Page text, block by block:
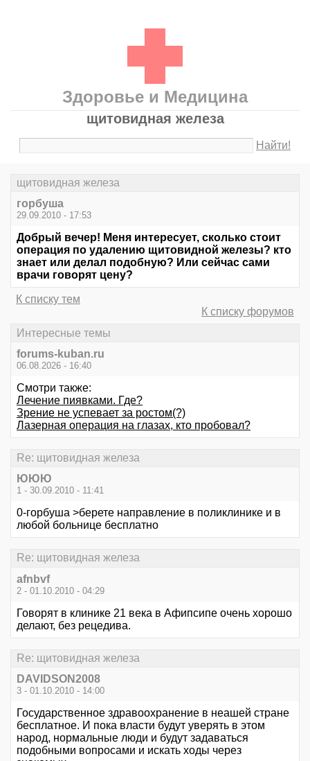
Здоровье и Медицина
щитовидная железа
Найти!
щитовидная железа
горбуша
29.09.2010 - 17:53
Добрый вечер! Меня интересует, сколько стоит
операция по удалению щитовидной железы? кто
знает или делал подобную? Или сейчас сами
врачи говорят цену?
К списку тем
К списку форумов
Интересные темы
forums-kuban.ru
06.08.2026 - 16:40
Смотри также:
Лечение пиявками. Где?
Зрение не успевает за ростом(?)
Лазерная операция на глазах, кто пробовал?
Re: щитовидная железа
ЮЮЮ
1 - 30.09.2010 - 11:41
0-горбуша >берете направление в поликлинике и в
любой больнице бесплатно
Re: щитовидная железа
afnbvf
2 - 01.10.2010 - 04:29
Говорят в клинике 21 века в Афипсипе очень хорошо
делают, без рецедива.
Re: щитовидная железа
DAVIDSON2008
3 - 01.10.2010 - 14:00
Государственное здравоохранение в неашей стране
бесплатное. И пока власти будут уверять в этом
народ, нормальные люди и будут задаваться
подобными вопросами и искать ходы через